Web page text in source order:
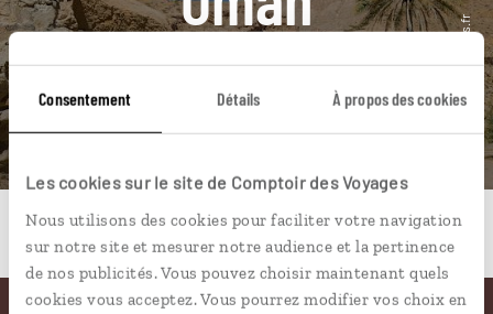
Consentement Détails À propos des cookies
Les cookies sur le site de Comptoir des Voyages
Nous utilisons des cookies pour faciliter votre navigation
sur notre site et mesurer notre audience et la pertinence
de nos publicités. Vous pouvez choisir maintenant quels
cookies vous acceptez. Vous pourrez modifier vos choix en
DÉCOUVRIR